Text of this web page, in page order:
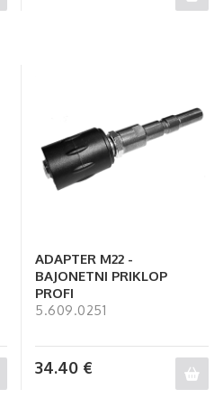
ADAPTER M22 -
BAJONETNI PRIKLOP
PROFI
5.609.0251
34.40 €